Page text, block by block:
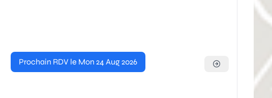
Prochain RDV le Mon 24 Aug 2026